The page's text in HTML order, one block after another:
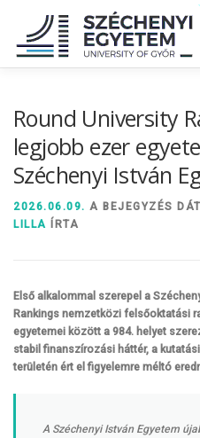
tartalomhoz
DIPLOMAÁTADÓ
Round University
legjobb ezer
Széchenyi István
2026.06.09. A BEJEGYZÉS
LILLA ÍRTA
Első alkalommal szerepel a
Rankings nemzetközi felsőoktatási
egyetemei között a 984. helyet
stabil finanszírozási háttér, a
területén ért el figyelemre méltó
A Széchenyi István Egyetem